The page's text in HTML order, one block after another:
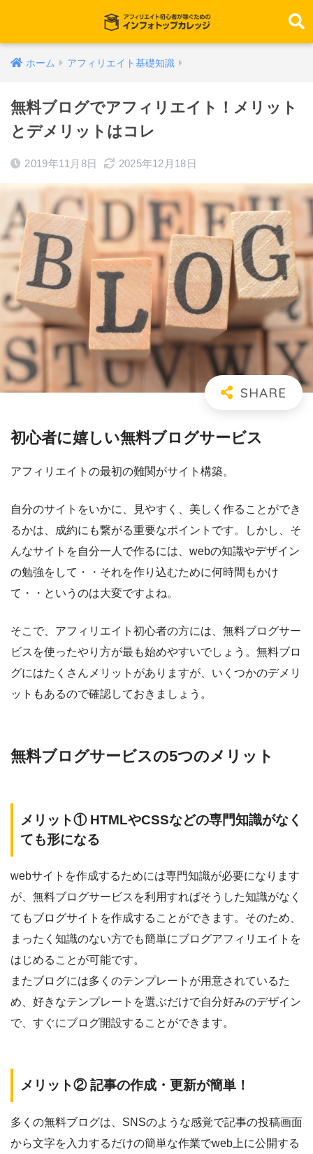
ホーム アフィリエイト基礎知識
無料ブログでアフィリエイト！メリット
とデメリットはコレ
2019年11月8日 2025年12月18日
初心者に嬉しい無料ブログサービス
アフィリエイトの最初の難関がサイト構築。
自分のサイトをいかに、見やすく、美しく作ることができ
るかは、成約にも繋がる重要なポイントです。しかし、そ
んなサイトを自分一人で作るには、webの知識やデザイン
の勉強をして・・それを作り込むために何時間もかけ
て・・というのは大変ですよね。
そこで、アフィリエイト初心者の方には、無料ブログサー
ビスを使ったやり方が最も始めやすいでしょう。無料ブロ
グにはたくさんメリットがありますが、いくつかのデメリ
ットもあるので確認しておきましょう。
無料ブログサービスの5つのメリット
メリット① HTMLやCSSなどの専門知識がなく
ても形になる
webサイトを作成するためには専門知識が必要になります
が、無料ブログサービスを利用すればそうした知識がなく
てもブログサイトを作成することができます。そのため、
まったく知識のない方でも簡単にブログアフィリエイトを
はじめることが可能です。
またブログには多くのテンプレートが用意されているた
め、好きなテンプレートを選ぶだけで自分好みのデザイン
で、すぐにブログ開設することができます。
メリット② 記事の作成・更新が簡単！
多くの無料ブログは、SNSのような感覚で記事の投稿画面
から文字を入力するだけの簡単な作業でweb上に公開する